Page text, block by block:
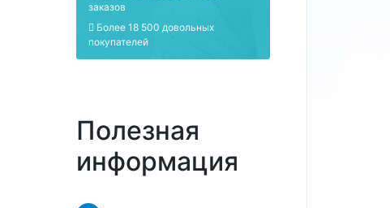
заказов
Более 18 500 довольных
покупателей
Полезная
информация